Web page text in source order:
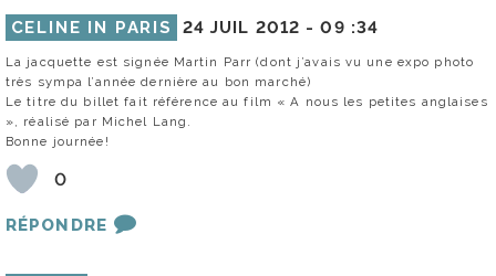
CELINE IN PARIS 24 JUIL 2012 -09 :34
La jacquette est signée Martin Parr (dont j’avais vu une expo photo
très sympa l’année dernière au bon marché)
Le titre du billet fait référence au film « A nous les petites anglaises
», réalisé par Michel Lang.
Bonne journée!
0
RÉPONDRE